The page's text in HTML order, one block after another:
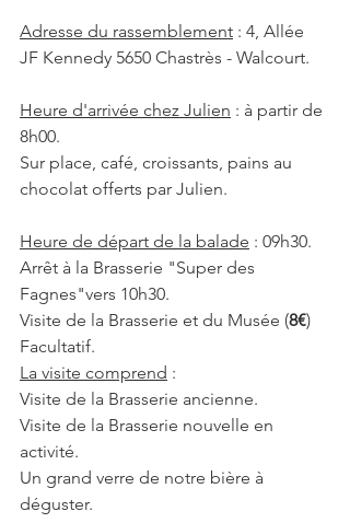
Adresse du rassemblement : 4, Allée
JF Kennedy 5650 Chastrès - Walcourt.
Heure d'arrivée chez Julien : à partir de
8h00.
Sur place, café, croissants, pains au
chocolat offerts par Julien.
Heure de départ de la balade : 09h30.
Arrêt à la Brasserie "Super des
Fagnes"vers 10h30.
Visite de la Brasserie et du Musée (8€)
Facultatif.
La visite comprend :
Visite de la Brasserie ancienne.
Visite de la Brasserie nouvelle en
activité.
Un grand verre de notre bière à
déguster.